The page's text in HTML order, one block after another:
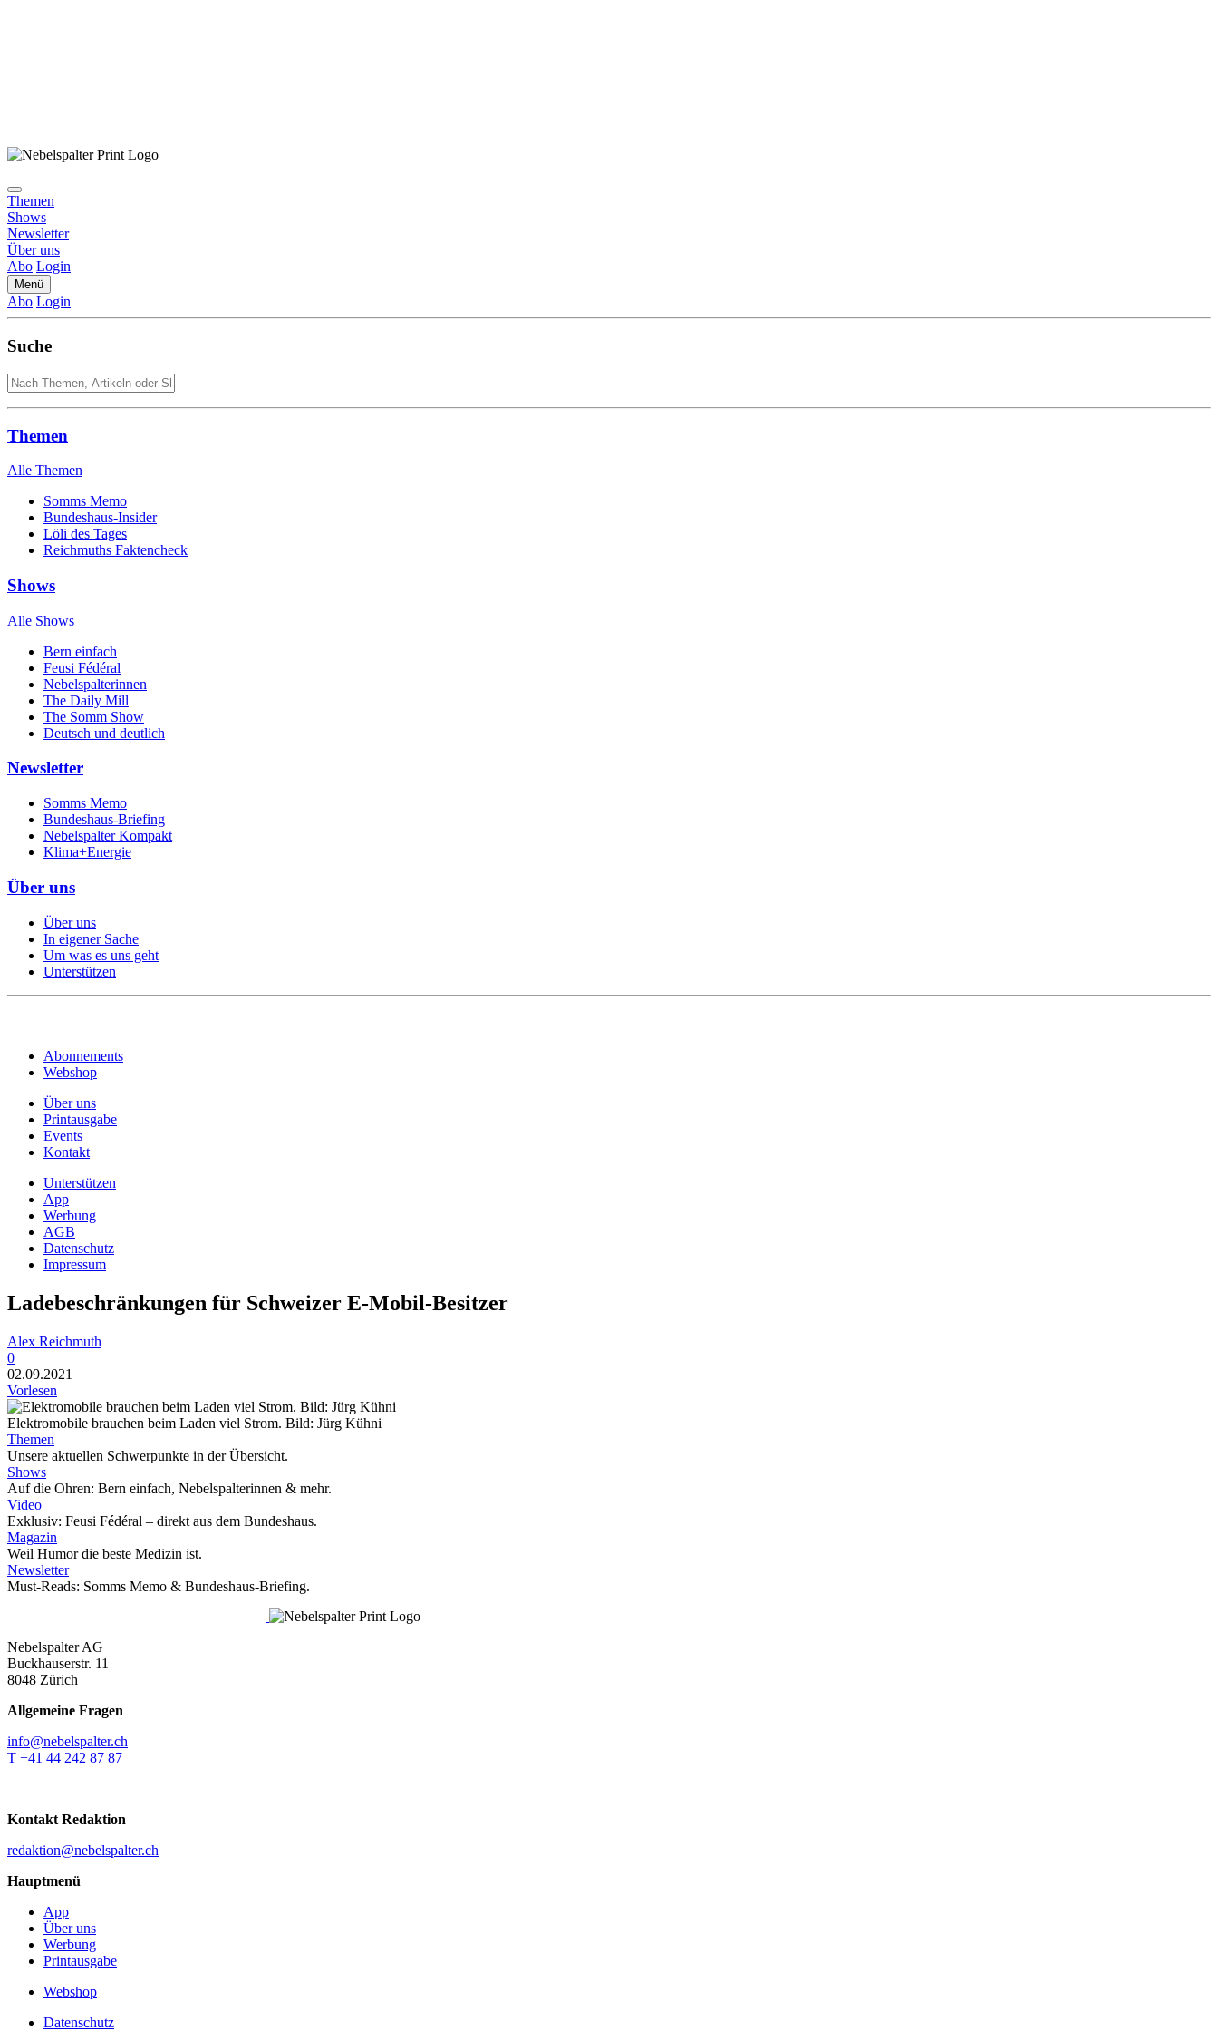
Themen
Shows
Newsletter
Über uns
Abo Login
Menü
Abo Login
Suche
Themen
Alle Themen
Somms Memo
Bundeshaus-Insider
Löli des Tages
Reichmuths Faktencheck
Shows
Alle Shows
Bern einfach
Feusi Fédéral
Nebelspalterinnen
The Daily Mill
The Somm Show
Deutsch und deutlich
Newsletter
Somms Memo
Bundeshaus-Briefing
Nebelspalter Kompakt
Klima+Energie
Über uns
Über uns
In eigener Sache
Um was es uns geht
Unterstützen
Abonnements
Webshop
Über uns
Printausgabe
Events
Kontakt
Unterstützen
App
Werbung
AGB
Datenschutz
Impressum
Ladebeschränkungen für Schweizer E-Mobil-Besitzer
Alex Reichmuth
0
02.09.2021
Vorlesen
Elektromobile brauchen beim Laden viel Strom. Bild: Jürg Kühni
Themen
Unsere aktuellen Schwerpunkte in der Übersicht.
Shows
Auf die Ohren: Bern einfach, Nebelspalterinnen & mehr.
Video
Exklusiv: Feusi Fédéral – direkt aus dem Bundeshaus.
Magazin
Weil Humor die beste Medizin ist.
Newsletter
Must-Reads: Somms Memo & Bundeshaus-Briefing.
Nebelspalter AG
Buckhauserstr. 11
8048 Zürich
Allgemeine Fragen
info@nebelspalter.ch
T +41 44 242 87 87
Kontakt Redaktion
redaktion@nebelspalter.ch
Hauptmenü
App
Über uns
Werbung
Printausgabe
Webshop
Datenschutz